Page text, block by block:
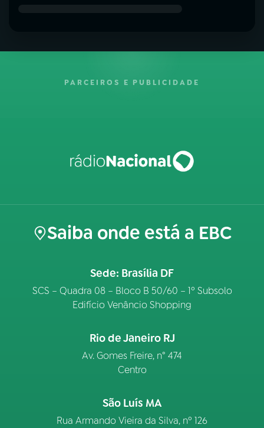
PARCEIROS E PUBLICIDADE
Saiba onde está a EBC
Sede: Brasília DF
SCS – Quadra 08 – Bloco B 50/60 – 1º Subsolo
Edifício Venâncio Shopping
Rio de Janeiro RJ
Av. Gomes Freire, n° 474
Centro
São Luís MA
Rua Armando Vieira da Silva, nº 126